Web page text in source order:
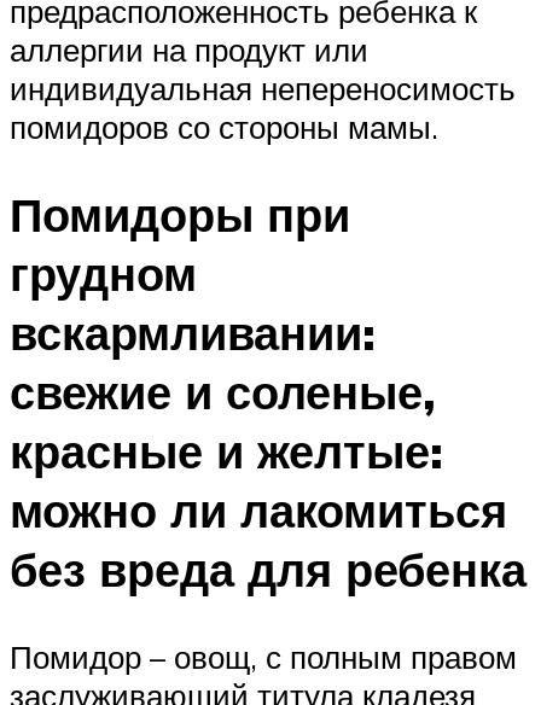
предрасположенность ребенка к
аллергии на продукт или
индивидуальная непереносимость
помидоров со стороны мамы.
Помидоры при
грудном
вскармливании:
свежие и соленые,
красные и желтые:
можно ли лакомиться
без вреда для ребенка
Помидор – овощ, с полным правом
заслуживающий титула кладезя